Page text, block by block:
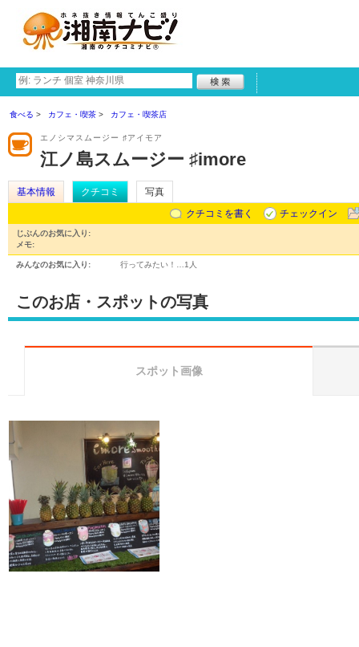
食べる カフェ・喫茶 カフェ・喫茶店
エノシマスムージー ♯アイモア
江ノ島スムージー ♯imore
基本情報 クチコミ
写真
クチコミを書く
チェックイン
じぶんのお気に入り:
メモ:
みんなのお気に入り: 行ってみたい！… 1人
このお店・スポットの写真
スポット画像